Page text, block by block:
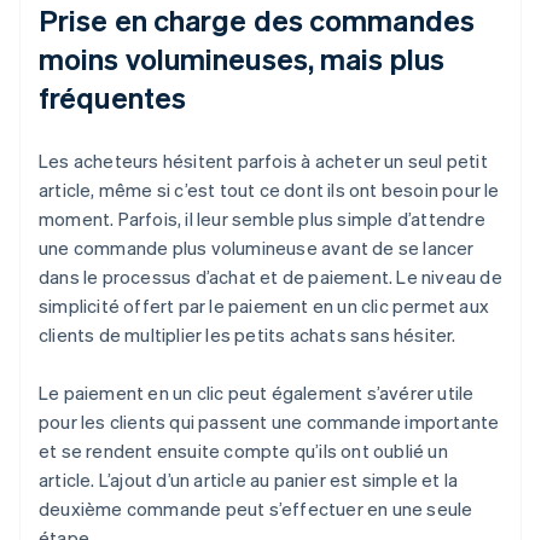
Prise en charge des commandes
moins volumineuses, mais plus
fréquentes
Les acheteurs hésitent parfois à acheter un seul petit
article, même si c’est tout ce dont ils ont besoin pour le
moment. Parfois, il leur semble plus simple d’attendre
une commande plus volumineuse avant de se lancer
dans le processus d’achat et de paiement. Le niveau de
simplicité offert par le paiement en un clic permet aux
clients de multiplier les petits achats sans hésiter.
Le paiement en un clic peut également s’avérer utile
pour les clients qui passent une commande importante
et se rendent ensuite compte qu’ils ont oublié un
article. L’ajout d’un article au panier est simple et la
deuxième commande peut s’effectuer en une seule